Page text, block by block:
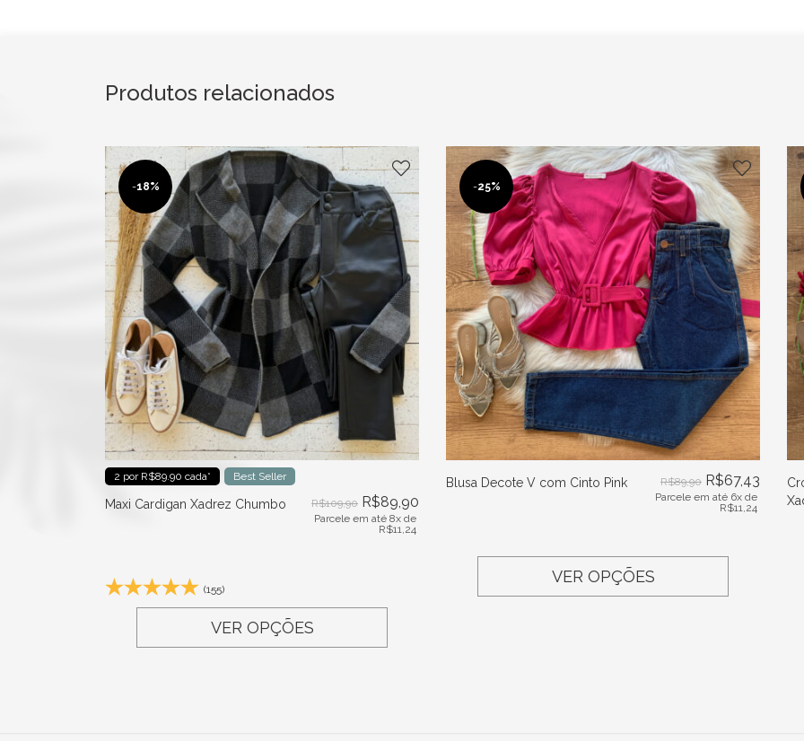
Produtos relacionados
-18%
2 por R$89.90 cada* Best Seller
Maxi Cardigan Xadrez Chumbo R$109,90 R$89,90
Parcele em até 8x de
R$11,24
(155)
VER OPÇÕES
-25%
Blusa Decote V com Cinto Pink R$89,90 R$67,43
Parcele em até 6x de
R$11,24
VER OPÇÕES